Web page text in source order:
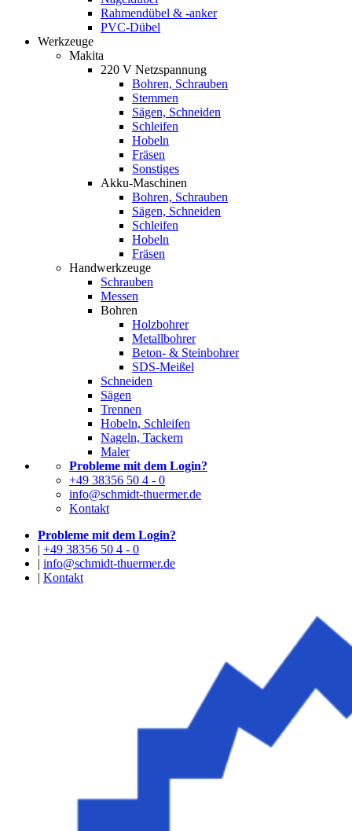
Rahmendübel & -anker
PVC-Dübel
Werkzeuge
Makita
220 V Netzspannung
Bohren, Schrauben
Stemmen
Sägen, Schneiden
Schleifen
Hobeln
Fräsen
Sonstiges
Akku-Maschinen
Bohren, Schrauben
Sägen, Schneiden
Schleifen
Hobeln
Fräsen
Handwerkzeuge
Schrauben
Messen
Bohren
Holzbohrer
Metallbohrer
Beton- & Steinbohrer
SDS-Meißel
Schneiden
Sägen
Trennen
Hobeln, Schleifen
Nageln, Tackern
Maler
Probleme mit dem Login?
+49 38356 50 4 - 0
info@schmidt-thuermer.de
Kontakt
Probleme mit dem Login?
| +49 38356 50 4 - 0
| info@schmidt-thuermer.de
| Kontakt